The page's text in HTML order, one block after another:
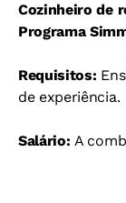
Cozinheiro de
Programa
Requisitos:
de experiência.
Salário:A